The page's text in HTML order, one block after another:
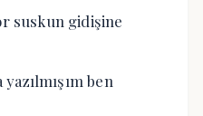
suskun gidişine
ben